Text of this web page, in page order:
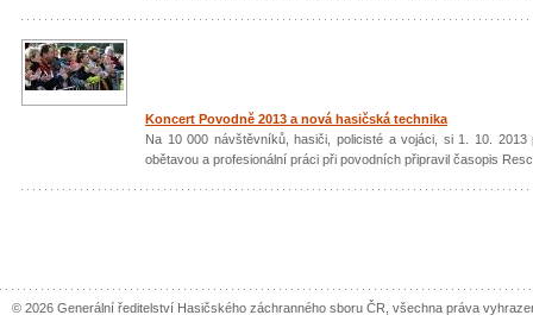
Koncert Povodně 2013 a nová hasičská technika
Na 10 000 návštěvníků, hasiči, policisté a vojáci, si 1. 10.
obětavou a profesionální práci při povodních připravil časopis
© 2026 Generální ředitelství Hasičského záchranného sboru ČR, všechna práva